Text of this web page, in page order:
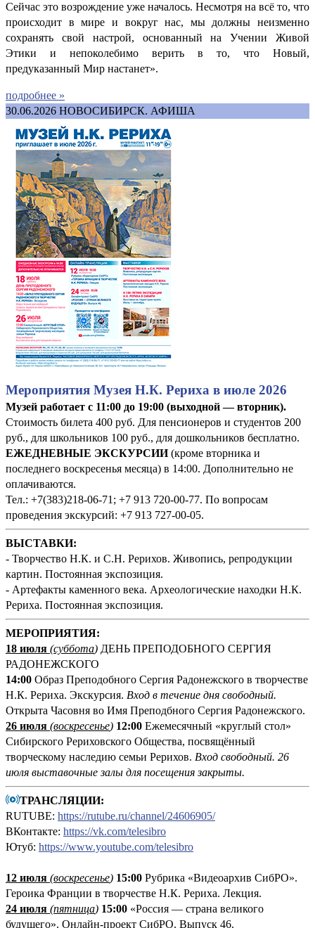
Сейчас это возрождение уже началось. Несмотря на всё то, что
происходит в мире и вокруг нас, мы должны неизменно
сохранять свой настрой, основанный на Учении Живой
Этики и непоколебимо верить в то, что Новый,
предуказанный Мир настанет».
подробнее »
30.06.2026 НОВОСИБИРСК. АФИША
Мероприятия Музея Н.К. Рериха в июле 2026
Музей работает с 11:00 до 19:00 (выходной — вторник).
Стоимость билета 400 руб. Для пенсионеров и студентов 200
руб., для школьников 100 руб., для дошкольников бесплатно.
ЕЖЕДНЕВНЫЕ ЭКСКУРСИИ(кроме вторника и
последнего воскресенья месяца) в 14:00. Дополнительно не
оплачиваются.
Тел.: +7(383)218-06-71; +7 913 720-00-77. По вопросам
проведения экскурсий: +7 913 727-00-05.
ВЫСТАВКИ:
- Творчество Н.К. и С.Н. Рерихов. Живопись, репродукции
картин. Постоянная экспозиция.
- Артефакты каменного века. Археологические находки Н.К.
Рериха. Постоянная экспозиция.
МЕРОПРИЯТИЯ:
18 июля (суббота) ДЕНЬ ПРЕПОДОБНОГО СЕРГИЯ
РАДОНЕЖСКОГО
14:00 Образ Преподобного Сергия Радонежского в творчестве
Н.К. Рериха. Экскурсия. Вход в течение дня свободный.
Открыта Часовня во Имя Преподбного Сергия Радонежского.
26 июля (воскресенье) 12:00 Ежемесячный «круглый стол»
Сибирского Рериховского Общества, посвящённый
творческому наследию семьи Рерихов. Вход свободный. 26
июля выставочные залы для посещения закрыты.
ТРАНСЛЯЦИИ:
RUTUBE: https://rutube.ru/channel/24606905/
ВКонтакте: https://vk.com/telesibro
Ютуб: https://www.youtube.com/telesibro
12 июля (воскресенье) 15:00 Рубрика «Видеоархив СибРО».
Героика Франции в творчестве Н.К. Рериха. Лекция.
24 июля (пятница) 15:00 «Россия — страна великого
будущего». Онлайн-проект СибРО. Выпуск 46.